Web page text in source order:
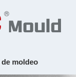
moldeo